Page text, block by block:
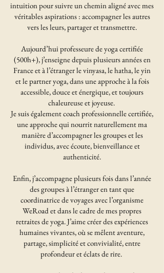
intuition pour suivre un chemin aligné avec mes
véritables aspirations : accompagner les autres
vers les leurs, partager et transmettre.
Aujourd’hui professeure de yoga certifiée
(500h+), j’enseigne depuis plusieurs années en
France et à l’étranger le vinyasa, le hatha, le yin
et le partner yoga, dans une approche à la fois
accessible, douce et énergique, et toujours
chaleureuse et joyeuse.
Je suis également coach professionnelle certifiée,
une approche qui nourrit naturellement ma
manière d’accompagner les groupes et les
individus, avec écoute, bienveillance et
authenticité.
Enfin, j’accompagne plusieurs fois dans l’année
des groupes à l’étranger en tant que
coordinatrice de voyages avec l’organisme
WeRoad et dans le cadre de mes propres
retraites de yoga. J’aime créer des expériences
humaines vivantes, où se mêlent aventure,
partage, simplicité et convivialité, entre
profondeur et éclats de rire.